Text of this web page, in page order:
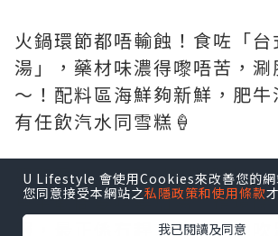
火鍋環節都唔輸蝕！食咗「台
湯」，藥材味濃得嚟唔苦，涮
～！配料區海鮮夠新鮮，肥牛
有任飲汽水同雪糕🍦
服務要讚👍🏻 可哥換碟超勤快
魚主動問要唔要加湯。環境闊
服，最正係冇趕人走，我哋吹
U Lifestyle 會使用Cookies來改善您的網
您同意接受本網站之私隱政策和使用條款
我已閱讀及同意